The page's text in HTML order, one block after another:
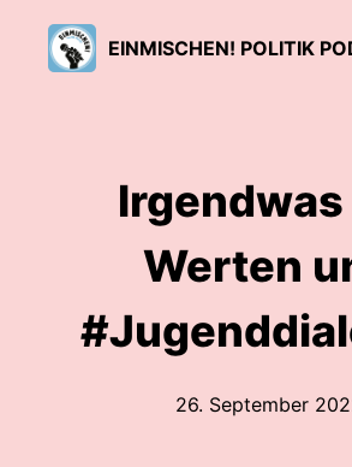
EINMISCHEN! POLITIK
Werten
26. September